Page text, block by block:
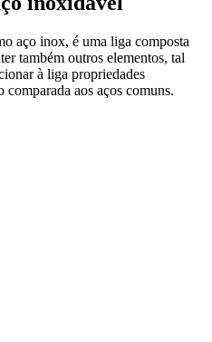
aço inox, é uma liga composta
também outros elementos, tal
à liga propriedades
comparada aos aços comuns.